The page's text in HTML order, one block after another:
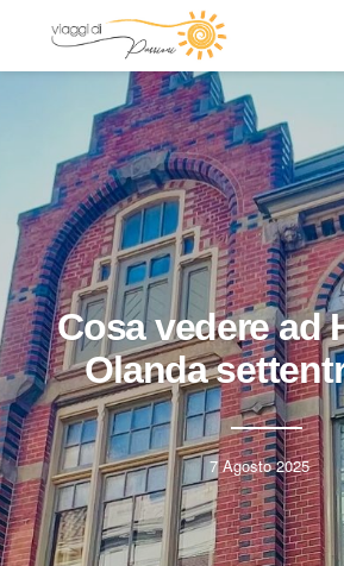
Cosa vedere ad
Olanda
7 Agosto 2025